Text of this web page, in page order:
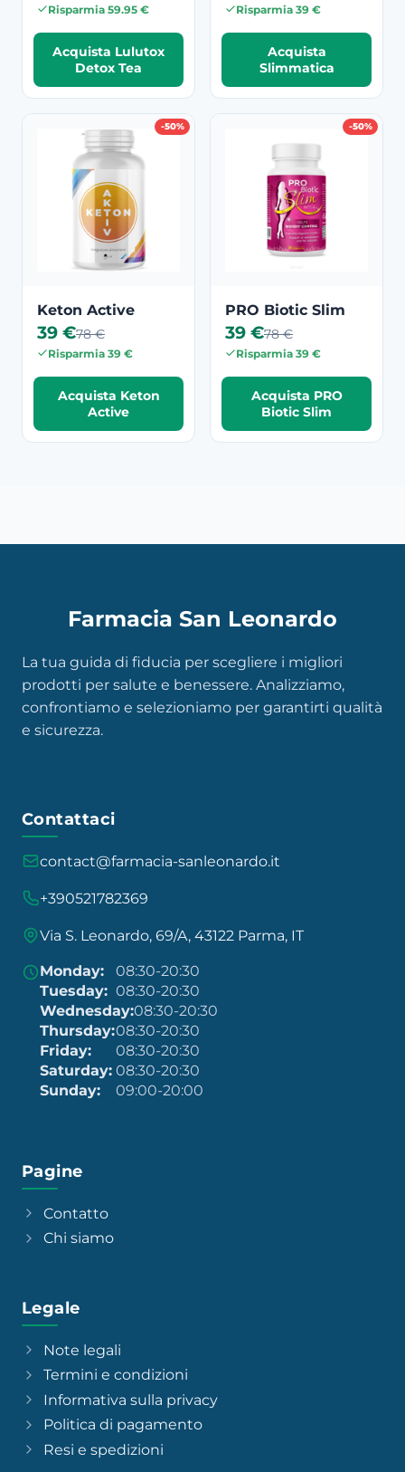
Risparmia 59.95 €
Acquista Lulutox
Detox Tea
Risparmia 39 €
Acquista
Slimmatica
-50%
Keton Active
39 €78 €
Risparmia 39 €
Acquista Keton
Active
-50%
PRO Biotic Slim
39 €78 €
Risparmia 39 €
Acquista PRO
Biotic Slim
Farmacia San Leonardo
La tua guida di fiducia per scegliere i migliori
prodotti per salute e benessere. Analizziamo,
confrontiamo e selezioniamo per garantirti qualità
e sicurezza.
Contattaci
contact@farmacia-sanleonardo.it
+390521782369
Via S. Leonardo, 69/A, 43122 Parma, IT
Monday:
08:30-20:30
Tuesday: 08:30-20:30
Wednesday:08:30-20:30
Thursday:08:30-20:30
Friday:
08:30-20:30
Saturday: 08:30-20:30
Sunday:
09:00-20:00
Pagine
Contatto
Chi siamo
Legale
Note legali
Termini e condizioni
Informativa sulla privacy
Politica di pagamento
Resi e spedizioni